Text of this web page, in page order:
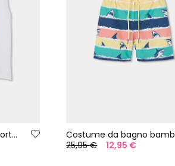
Maglietta a maniche corte in cotone bianco
25,95 €
12,95 €